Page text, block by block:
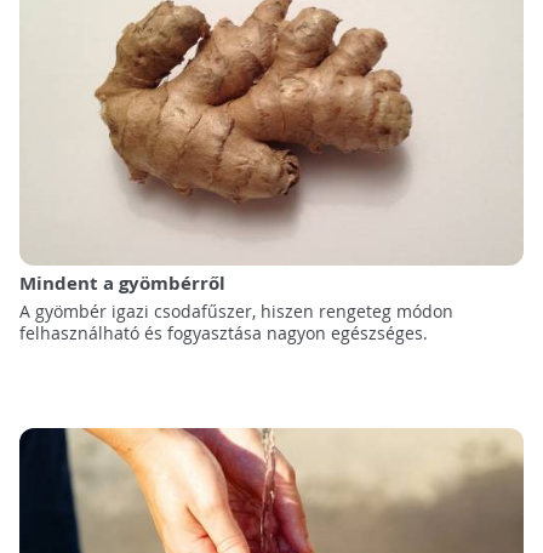
Mindent a gyömbérről
A gyömbér igazi csodafűszer, hiszen rengeteg módon
felhasználható és fogyasztása nagyon egészséges.